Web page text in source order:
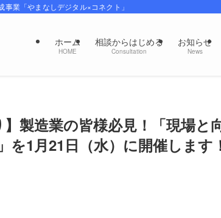
業「やまなしデジタル×コネクト」
ホーム
HOME
相談からはじめる
Consultation
お知らせ
News
】製造業の皆様必見！「現場と
1月21日（水）に開催します